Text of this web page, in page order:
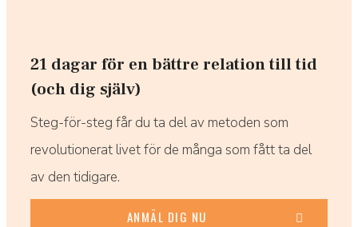
21 dagar för en bättre relation till tid
(och dig själv)
Steg-för-steg får du ta del av metoden som
revolutionerat livet för de många som fått ta del
av den tidigare.
ANMÄL DIG NU